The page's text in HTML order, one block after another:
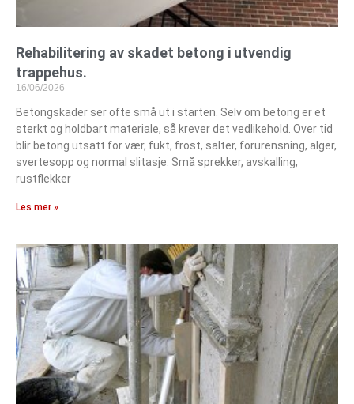
Rehabilitering av skadet betong i utvendig
trappehus.
16/06/2026
Betongskader ser ofte små ut i starten. Selv om betong er et
sterkt og holdbart materiale, så krever det vedlikehold. Over tid
blir betong utsatt for vær, fukt, frost, salter, forurensning, alger,
svertesopp og normal slitasje. Små sprekker, avskalling,
rustflekker
Les mer »